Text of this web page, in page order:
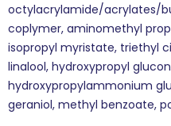
octylacrylamide/acrylates/
coplymer, aminomethyl
isopropyl myristate, triethyl
linalool, hydroxypropyl
hydroxypropylammonium
geraniol, methyl benzoate,